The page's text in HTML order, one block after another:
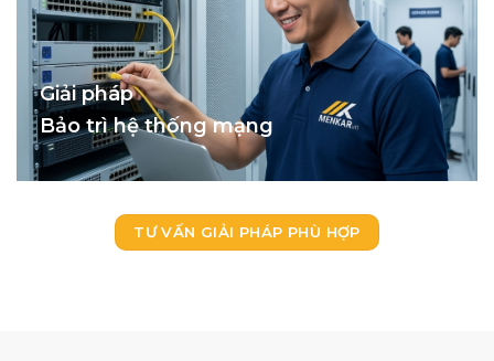
Giải pháp
Bảo trì hệ thống mạng
TƯ VẤN GIẢI PHÁP PHÙ HỢP